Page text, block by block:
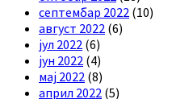
септембар 2022 (10)
август 2022 (6)
јул 2022 (6)
јун 2022 (4)
мај 2022 (8)
април 2022 (5)